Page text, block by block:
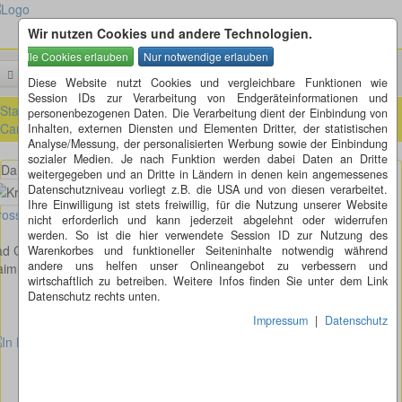
Wir nutzen Cookies und andere Technologien.
Diese Website nutzt Cookies und vergleichbare Funktionen wie
Session IDs zur Verarbeitung von Endgeräteinformationen und
personenbezogenen Daten. Die Verarbeitung dient der Einbindung von
Inhalten, externen Diensten und Elementen Dritter, der statistischen
Analyse/Messung, der personalisierten Werbung sowie der Einbindung
sozialer Medien. Je nach Funktion werden dabei Daten an Dritte
weitergegeben und an Dritte in Ländern in denen kein angemessenes
Datenschutzniveau vorliegt z.B. die USA und von diesen verarbeitet.
Ihre Einwilligung ist stets freiwillig, für die Nutzung unserer Website
nicht erforderlich und kann jederzeit abgelehnt oder widerrufen
werden. So ist die hier verwendete Session ID zur Nutzung des
Warenkorbes und funktioneller Seiteninhalte notwendig während
andere uns helfen unser Onlineangebot zu verbessern und
wirtschaftlich zu betreiben. Weitere Infos finden Sie unter dem Link
Datenschutz rechts unten.
Impressum | Datenschutz
Startseite » Städte von A - Z mit Kreiselkunst » S » Stuttgart-Bad
Cannstatt (BW)
Daimlerstr./ Bahnhofstr. in Bad Cannstatt
Bild anzeigen
Cannstatt
Bahnhofstr.